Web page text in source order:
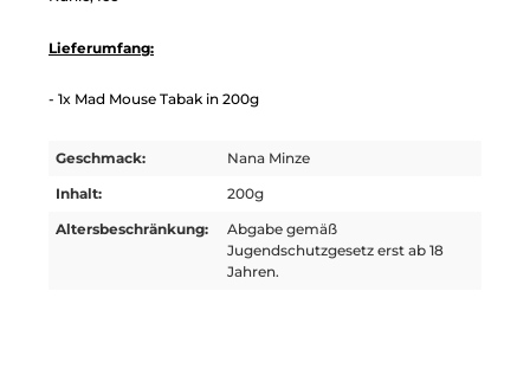
Lieferumfang:
- 1x Mad Mouse Tabak in 200g
Geschmack:
Nana Minze
Inhalt:
200g
Altersbeschränkung:
Abgabe gemäß
Jugendschutzgesetz erst ab 18
Jahren.